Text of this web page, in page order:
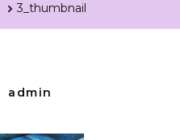
3_thumbnail
admin